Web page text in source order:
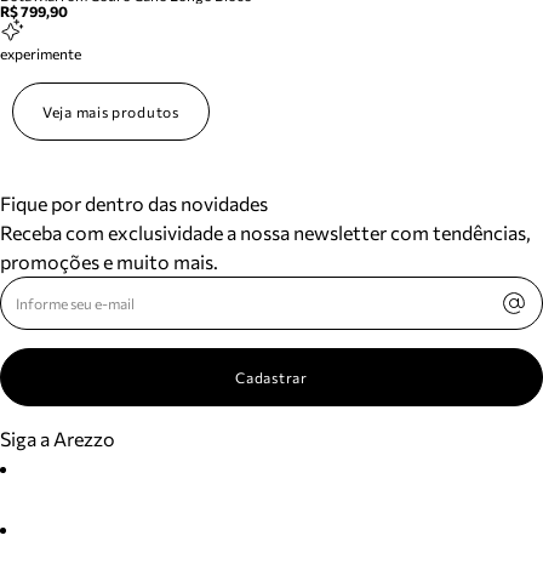
R$ 799,90
experimente
Veja mais produtos
Fique por dentro das novidades
Receba com exclusividade a nossa newsletter com tendências,
promoções e muito mais.
Cadastrar
Siga a Arezzo